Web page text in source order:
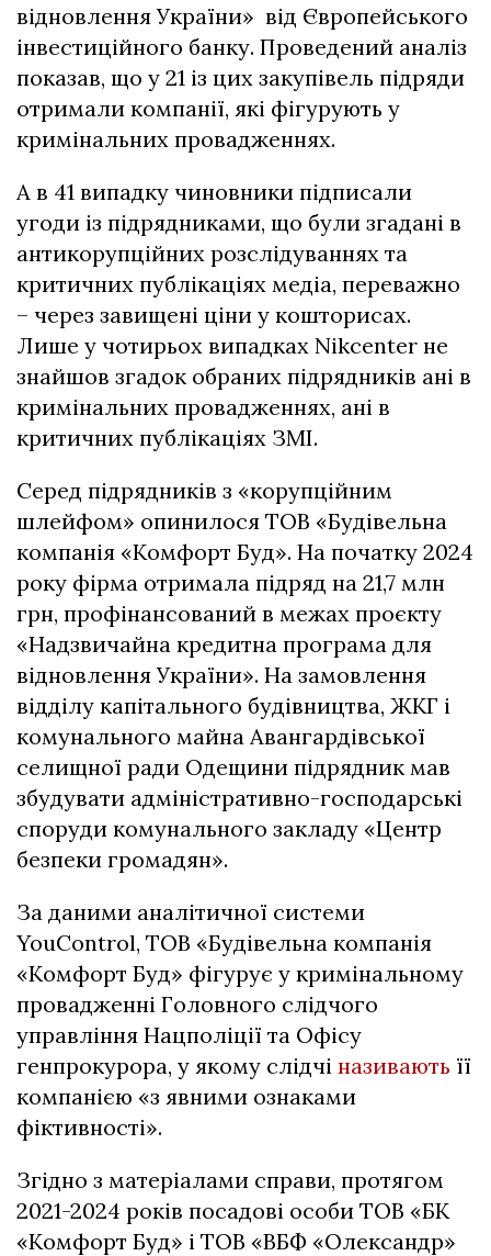
відновлення України» від Європейського
інвестиційного банку. Проведений аналіз
показав, що у 21 із цих закупівель підряди
отримали компанії, які фігурують у
кримінальних провадженнях.
А в 41 випадку чиновники підписали
угоди із підрядниками, що були згадані в
антикорупційних розслідуваннях та
критичних публікаціях медіа, переважно
– через завищені ціни у кошторисах.
Лише у чотирьох випадках Nikcenter не
знайшов згадок обраних підрядників ані в
кримінальних провадженнях, ані в
критичних публікаціях ЗМІ.
Серед підрядників з «корупційним
шлейфом» опинилося ТОВ «Будівельна
компанія «Комфорт Буд». На початку 2024
року фірма отримала підряд на 21,7 млн
грн, профінансований в межах проєкту
«Надзвичайна кредитна програма для
відновлення України». На замовлення
відділу капітального будівництва, ЖКГ і
комунального майна Авангардівської
селищної ради Одещини підрядник мав
збудувати адміністративно-господарські
споруди комунального закладу «Центр
безпеки громадян».
За даними аналітичної системи
YouControl, ТОВ «Будівельна компанія
«Комфорт Буд» фігурує у кримінальному
провадженні Головного слідчого
управління Нацполіції та Офісу
генпрокурора, у якому слідчі називають її
компанією «з явними ознаками
фіктивності».
Згідно з матеріалами справи, протягом
2021-2024 років посадові особи ТОВ «БК
«Комфорт Буд» і ТОВ «ВБФ «Олександр»